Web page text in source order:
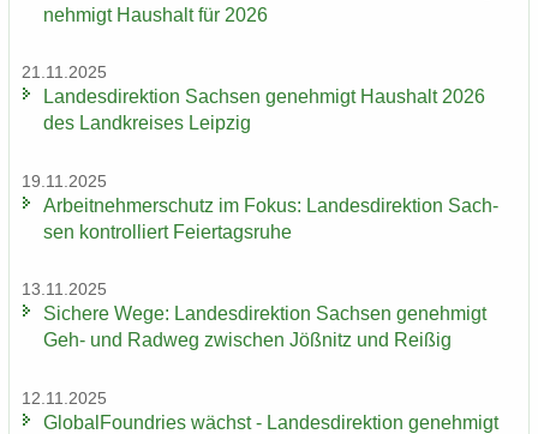
neh­migt Haus­halt für 2026
21.11.2025
Lan­des­di­rek­ti­on Sach­sen ge­neh­migt Haus­halt 2026
des Land­krei­ses Leip­zig
19.11.2025
Ar­beit­neh­mer­schutz im Fokus: Lan­des­di­rek­ti­on Sach­
sen kon­trol­liert Fei­er­tags­ru­he
13.11.2025
Si­che­re Wege: Lan­des­di­rek­ti­on Sach­sen ge­neh­migt
Geh- und Rad­weg zwi­schen Jöß­nitz und Rei­ßig
12.11.2025
Glo­bal­Found­ries wächst - Lan­des­di­rek­ti­on ge­neh­migt